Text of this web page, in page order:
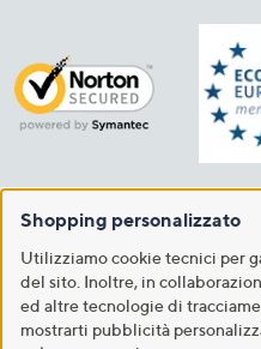
Shopping personalizzato
Utilizziamo cookie tecnici per
del sito. Inoltre, in
ed altre tecnologie di
mostrarti pubblicità